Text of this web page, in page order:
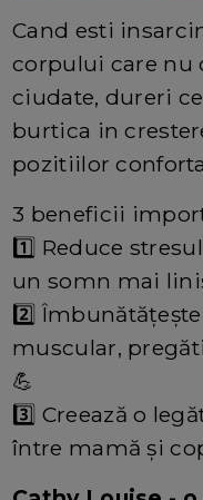
Cand esti
corpului care nu
ciudate, dureri
burtica in
pozitiilor
3 beneficii
1️⃣ Reduce
un somn mai
2️⃣
muscular,
💪
3️⃣ Creează o
între mamă și